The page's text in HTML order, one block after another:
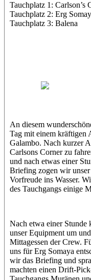
Tauchplatz 1: Carlson’s
Tauchplatz 2: Erg
Tauchplatz 3: Balena
An diesem
Tag mit einem kräftigen
Galambo. Nach kurzer
Carlsons Corner zu
und nach etwas einer
Briefing zogen wir
Vorfreude ins Wasser.
des Tauchgangs einige
Nach etwa einer Stunde
unser Equipment um
Mittagessen der Crew.
uns für Erg Somaya
wir das Briefing und
machten einen Drift-